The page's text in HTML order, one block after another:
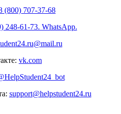
(800) 707-37-68
248-61-73. WhatsApp.
vk.com
support@helpstudent24.ru